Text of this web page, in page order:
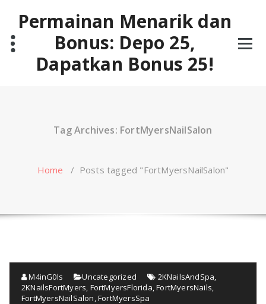
contentPermainan Menarik dan
Bonus: Depo 25,
Dapatkan Bonus 25!
Tag Archives: FortMyersNailSalon
Home / Posts tagged "FortMyersNailSalon"
M4inG0ls Uncategorized 2KNailsAndSpa
2KNailsFortMyers FortMyersFlorida ,FortMyersNails
FortMyersNailSalon ,FortMyersSpa